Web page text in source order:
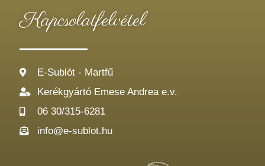
Kapcsolatfelvétel
E-Sublót - Martfű
Kerékgyártó Emese Andrea e.v.
06 30/315-6281
info@e-sublot.hu